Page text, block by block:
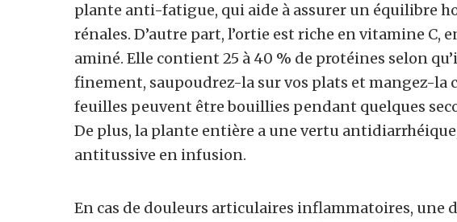
plante anti-fatigue, qui aide à assurer un équilibre
rénales. D’autre part, l’ortie est riche en vitamine C,
aminé. Elle contient 25 à 40 % de protéines selon
finement, saupoudrez-la sur vos plats et mangez-la
feuilles peuvent être bouillies pendant quelques
De plus, la plante entière a une vertu
antitussive en infusion.
En cas de douleurs articulaires inflammatoires, une